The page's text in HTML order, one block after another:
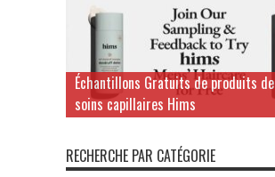
Échantillons Gratuits de produits de
soins capillaires Hims
RECHERCHE PAR CATÉGORIE